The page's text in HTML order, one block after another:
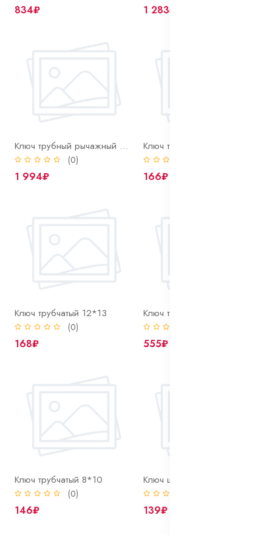
834₽ 1 283₽
Ключ трубный рычажный №3 (20-63мм) 90град
(0)
1 994₽
Ключ трубчатый 10*12
166₽
Ключ трубчатый 12*13
(0)
168₽
Ключ трубчатый 17*19
555₽
Ключ трубчатый 8*10
(0)
146₽ 139₽